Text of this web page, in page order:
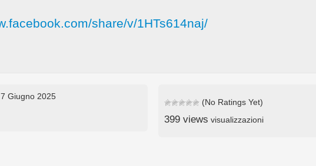
share/v/1HTs614naj/
Giugno 2025
(No Ratings Yet)
399 views visualizzazioni